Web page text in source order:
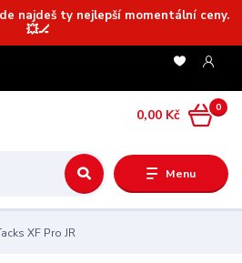
najdeš ty nejlepší momentální ceny.
💥🏒
Menu
0
0,00 Kč
XF Pro JR